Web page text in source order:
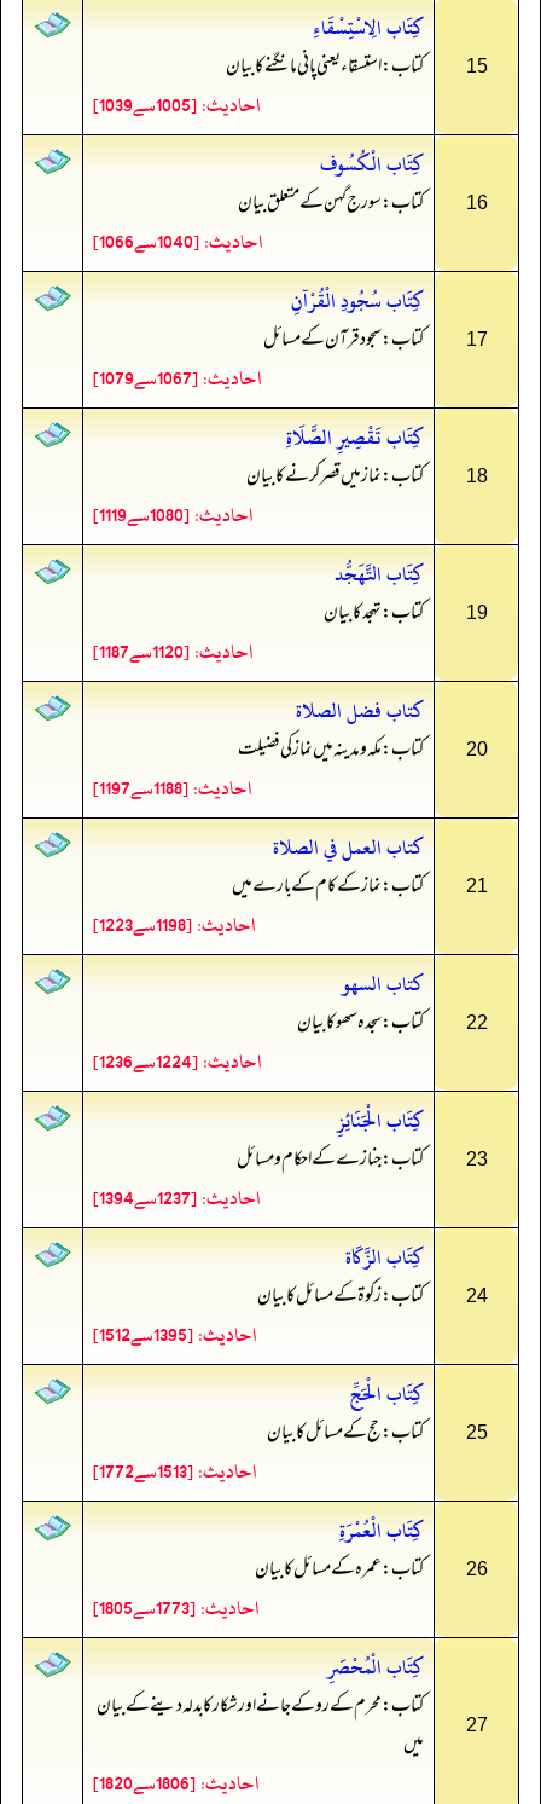
15
كِتَاب الِاسْتِسْقَاءِ
کتاب: استسقاء یعنی پانی مانگنے کا بیان
احادیث: [1005سے1039]
16
كِتَاب الْكُسُوف
کتاب: سورج گہن کے متعلق بیان
احادیث: [1040سے1066]
17
كِتَاب سُجُودِ الْقُرْآنِ
کتاب: سجود قرآن کے مسائل
احادیث: [1067سے1079]
18
كِتَاب تَقْصِيرِ الصَّلَاةِ
کتاب: نماز میں قصر کرنے کا بیان
احادیث: [1080سے1119]
19
كِتَاب التَّهَجُّد
کتاب: تہجد کا بیان
احادیث: [1120سے1187]
20
كتاب فضل الصلاة
کتاب: مکہ و مدینہ میں نماز کی فضیلت
احادیث: [1188سے1197]
21
كتاب العمل في الصلاة
کتاب: نماز کے کام کے بارے میں
احادیث: [1198سے1223]
22
كتاب السهو
کتاب: سجدہ سھو کا بیان
احادیث: [1224سے1236]
23
كِتَاب الْجَنَائِزِ
کتاب: جنازے کے احکام و مسائل
احادیث: [1237سے1394]
24
كِتَاب الزَّكَاة
کتاب: زکوۃ کے مسائل کا بیان
احادیث: [1395سے1512]
25
كِتَاب الْحَجِّ
کتاب: حج کے مسائل کا بیان
احادیث: [1513سے1772]
26
كِتَاب الْعُمْرَةِ
کتاب: عمرہ کے مسائل کا بیان
احادیث: [1773سے1805]
27
كِتَاب الْمُحْصَرِ
کتاب: محرم کے روکے جانے اور شکار کا بدلہ دینے کے بیان
میں
احادیث: [1806سے1820]